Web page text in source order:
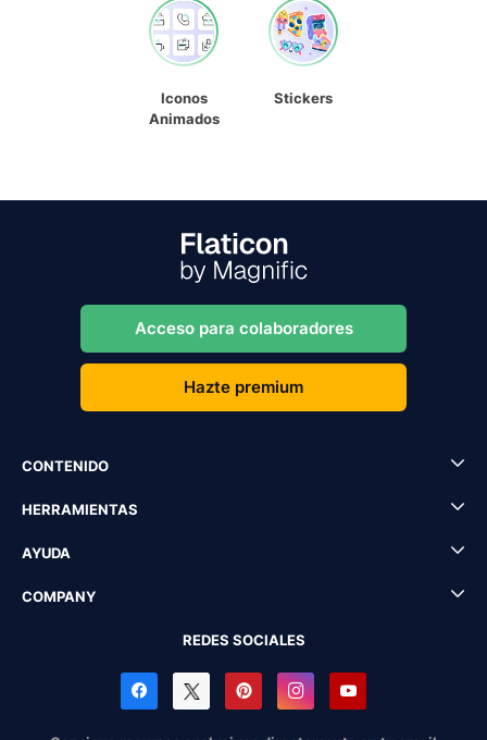
Iconos
Animados
Stickers
Acceso para colaboradores
Hazte premium
CONTENIDO
HERRAMIENTAS
AYUDA
COMPANY
REDES SOCIALES